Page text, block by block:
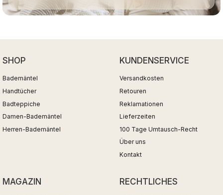
SHOP
Bademäntel
Handtücher
Badteppiche
Damen-Bademäntel
Herren-Bademäntel
KUNDENSERVICE
Versandkosten
Retouren
Reklamationen
Lieferzeiten
100 Tage Umtausch-Recht
Über uns
Kontakt
MAGAZIN RECHTLICHES